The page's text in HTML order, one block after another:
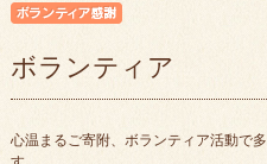
ボランティア
心温まるご寄附、ボランティア活動で